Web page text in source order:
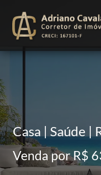
Casa | Saúde |
Venda por R$